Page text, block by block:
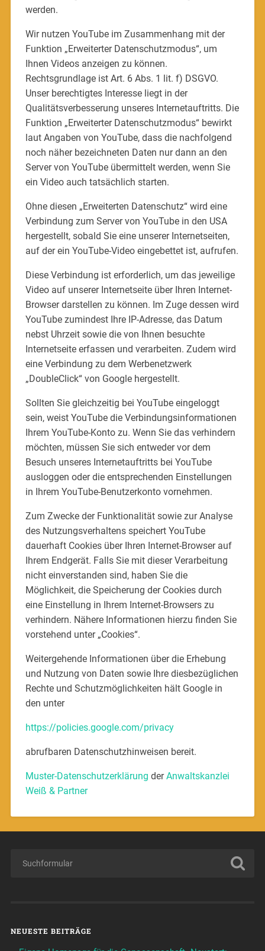
werden.
Wir nutzen YouTube im Zusammenhang mit der
Funktion „Erweiterter Datenschutzmodus“, um
Ihnen Videos anzeigen zu können.
Rechtsgrundlage ist Art. 6 Abs. 1 lit. f) DSGVO.
Unser berechtigtes Interesse liegt in der
Qualitätsverbesserung unseres Internetauftritts. Die
Funktion „Erweiterter Datenschutzmodus“ bewirkt
laut Angaben von YouTube, dass die nachfolgend
noch näher bezeichneten Daten nur dann an den
Server von YouTube übermittelt werden, wenn Sie
ein Video auch tatsächlich starten.
Ohne diesen „Erweiterten Datenschutz“ wird eine
Verbindung zum Server von YouTube in den USA
hergestellt, sobald Sie eine unserer Internetseiten,
auf der ein YouTube-Video eingebettet ist, aufrufen.
Diese Verbindung ist erforderlich, um das jeweilige
Video auf unserer Internetseite über Ihren Internet-
Browser darstellen zu können. Im Zuge dessen wird
YouTube zumindest Ihre IP-Adresse, das Datum
nebst Uhrzeit sowie die von Ihnen besuchte
Internetseite erfassen und verarbeiten. Zudem wird
eine Verbindung zu dem Werbenetzwerk
„DoubleClick“ von Google hergestellt.
Sollten Sie gleichzeitig bei YouTube eingeloggt
sein, weist YouTube die Verbindungsinformationen
Ihrem YouTube-Konto zu. Wenn Sie das verhindern
möchten, müssen Sie sich entweder vor dem
Besuch unseres Internetauftritts bei YouTube
ausloggen oder die entsprechenden Einstellungen
in Ihrem YouTube-Benutzerkonto vornehmen.
Zum Zwecke der Funktionalität sowie zur Analyse
des Nutzungsverhaltens speichert YouTube
dauerhaft Cookies über Ihren Internet-Browser auf
Ihrem Endgerät. Falls Sie mit dieser Verarbeitung
nicht einverstanden sind, haben Sie die
Möglichkeit, die Speicherung der Cookies durch
eine Einstellung in Ihrem Internet-Browsers zu
verhindern. Nähere Informationen hierzu finden Sie
vorstehend unter „Cookies“.
Weitergehende Informationen über die Erhebung
und Nutzung von Daten sowie Ihre diesbezüglichen
Rechte und Schutzmöglichkeiten hält Google in
den unter
https://policies.google.com/privacy
abrufbaren Datenschutzhinweisen bereit.
Muster-Datenschutzerklärung derAnwaltskanzlei
Weiß & Partner
NEUESTE BEITRÄGE